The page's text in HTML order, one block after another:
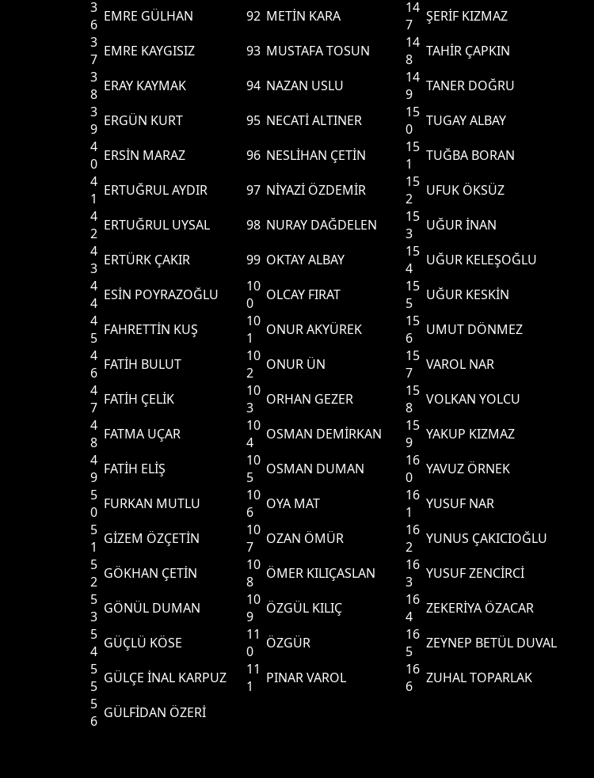
3
6 EMRE GÜLHAN 92 METİN KARA
14
7
ŞERİF KIZMAZ
3
7 EMRE KAYGISIZ 93 MUSTAFA TOSUN
14
8
TAHİR ÇAPKIN
3
8 ERAY KAYMAK 94 NAZAN USLU
14
9
TANER DOĞRU
3
9 ERGÜN KURT 95 NECATİ ALTINER
15
0
TUGAY ALBAY
4
0 ERSİN MARAZ 96 NESLİHAN ÇETİN
15
1
TUĞBA BORAN
4
1 ERTUĞRUL AYDIR 97 NİYAZİ ÖZDEMİR
15
2
UFUK ÖKSÜZ
4
2 ERTUĞRUL UYSAL 98 NURAY DAĞDELEN
15
3
UĞUR İNAN
4
3 ERTÜRK ÇAKIR 99 OKTAY ALBAY
15
4
UĞUR KELEŞOĞLU
4
4 ESİN POYRAZOĞLU
10
0
OLCAY FIRAT
15
5
UĞUR KESKİN
4
5 FAHRETTİN KUŞ
10
1
ONUR AKYÜREK
15
6
UMUT DÖNMEZ
4
6 FATİH BULUT
10
2
ONUR ÜN
15
7
VAROL NAR
4
7 FATİH ÇELİK
10
3
ORHAN GEZER
15
8
VOLKAN YOLCU
4
8 FATMA UÇAR
10
4
OSMAN DEMİRKAN
15
9
YAKUP KIZMAZ
4
9 FATİH ELİŞ
10
5
OSMAN DUMAN
16
0
YAVUZ ÖRNEK
5
0 FURKAN MUTLU
10
6
OYA MAT
16
1
YUSUF NAR
5
1 GİZEM ÖZÇETİN
10
7
OZAN ÖMÜR
16
2
YUNUS ÇAKICIOĞLU
5
2 GÖKHAN ÇETİN
10
8
ÖMER KILIÇASLAN
16
3
YUSUF ZENCİRCİ
5
3 GÖNÜL DUMAN
10
9
ÖZGÜL KILIÇ
16
4
ZEKERİYA ÖZACAR
5
4 GÜÇLÜ KÖSE
11
0
ÖZGÜR
16
5
ZEYNEP BETÜL DUVAL
5
5 GÜLÇE İNAL KARPUZ
11
1
PINAR VAROL
16
6
ZUHAL TOPARLAK
5
6 GÜLFİDAN ÖZERİ